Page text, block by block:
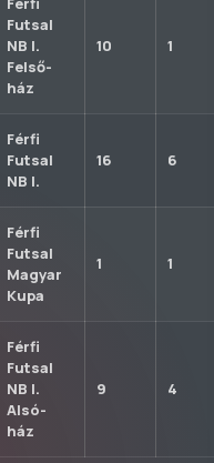
Futsal
NB I.
Felső-
ház
10 1
Férfi
Futsal
NB I.
16 6
Férfi
Futsal
Magyar
Kupa
1 1
Férfi
Futsal
NB I.
Alsó-
ház
9 4